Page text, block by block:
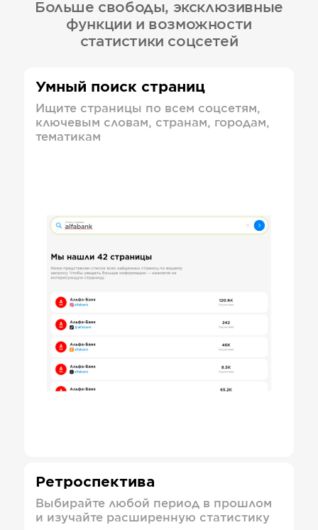
Больше свободы, эксклюзивные
функции и возможности
статистики соцсетей
Умный поиск страниц
Ищите страницы по всем соцсетям,
ключевым словам, странам, городам,
тематикам
Ретроспектива
Выбирайте любой период в прошлом
и изучайте расширенную статистику